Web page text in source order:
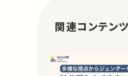
関連コンテンツ